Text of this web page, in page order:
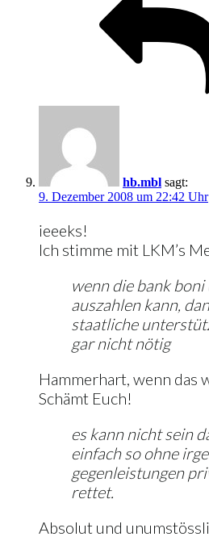
hb.mbl sagt:
9. Dezember 2008 um 22:42 Uhr
ieeeks!
Ich stimme mit LKM’s
wenn die bank
auszahlen kann,
staatliche
gar nicht nötig
Hammerhart, wenn das
Schämt Euch!
es kann nicht sein
einfach so ohne
gegenleistungen
rettet.
Absolut und